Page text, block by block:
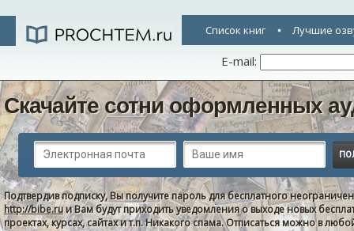
Список книг Лучшие
E-mail:
Скачайте сотни оформленных
Подтвердив подписку, Вы получите пароль для бесплатного
http://bibe.ruи Вам будут приходить уведомления о выходе новых
проектах, курсах, сайтах и т.п. Никакого спама. Отписаться можно в